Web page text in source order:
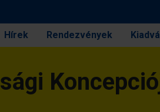
Hírek Rendezvények